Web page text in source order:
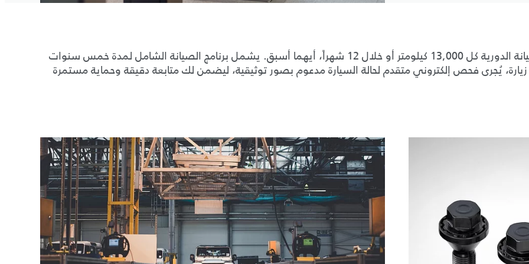
للحفاظ على الأداء الأمثل لرينج روڤر، يُنصح بإجراء الصيانة الدورية كل 13,000 كيلومتر أو خلال 12 شهراً، أيهما أسبق. يشمل برنامج الصيانة الشامل لمدة خمس سنوات
يُجرى فحص إلكتروني متقدم لحالة السيارة مدعوم بصور توثيقية، ليضمن لك متابعة دقيقة وحماية مستمرة